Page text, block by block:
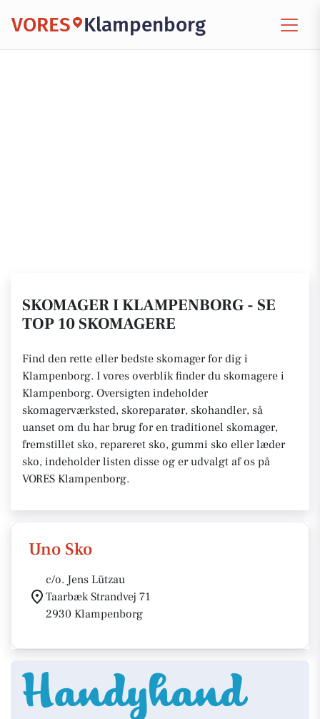
VORES Klampenborg
SKOMAGER I KLAMPENBORG - SE
TOP 10 SKOMAGERE
Find den rette eller bedste skomager for dig i
Klampenborg. I vores overblik finder du skomagere i
Klampenborg. Oversigten indeholder
skomagerværksted, skoreparatør, skohandler, så
uanset om du har brug for en traditionel skomager,
fremstillet sko, repareret sko, gummi sko eller læder
sko, indeholder listen disse og er udvalgt af os på
VORES Klampenborg.
Uno Sko
c/o. Jens Lützau
Taarbæk Strandvej 71
2930 Klampenborg